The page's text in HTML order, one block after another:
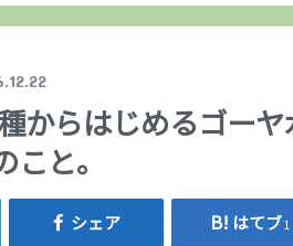
種からはじめるゴー
と。
シェア はてブ1